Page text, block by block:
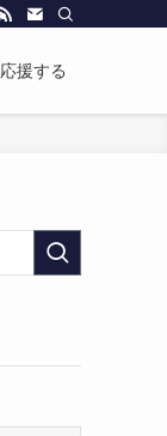
応援する